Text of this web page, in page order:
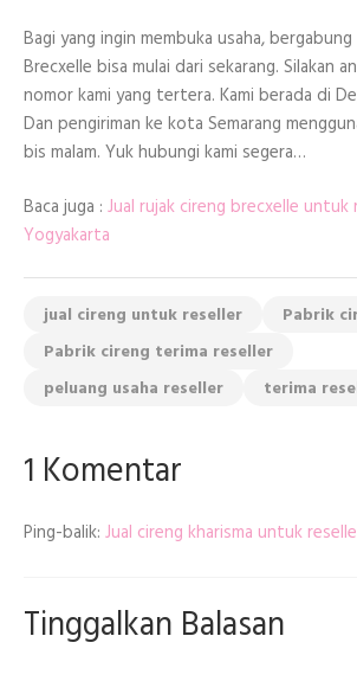
Bagi yang ingin membuka usaha,
Brecxelle bisa mulai dari sekarang. Silakan
nomor kami yang tertera. Kami berada di
Dan pengiriman ke kota Semarang
bis malam. Yuk hubungi kami segera…
Baca juga : Jual rujak cireng brecxelle untuk
Yogyakarta
jual cireng untuk reseller
Pabrik
Pabrik cireng terima reseller
peluang usaha reseller
terima
1 Komentar
Ping-balik: Jual cireng kharisma untuk
Tinggalkan Balasan